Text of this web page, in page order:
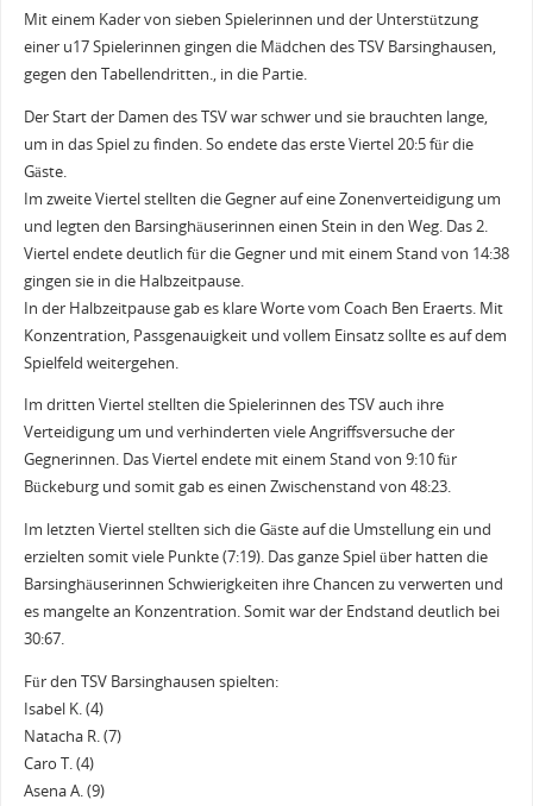
Mit einem Kader von sieben Spielerinnen und der Unterstützung
einer u17 Spielerinnen gingen die Mädchen des TSV Barsinghausen,
gegen den Tabellendritten., in die Partie.
Der Start der Damen des TSV war schwer und sie brauchten lange,
um in das Spiel zu finden. So endete das erste Viertel 20:5 für die
Gäste.
Im zweite Viertel stellten die Gegner auf eine Zonenverteidigung um
und legten den Barsinghäuserinnen einen Stein in den Weg. Das 2.
Viertel endete deutlich für die Gegner und mit einem Stand von 14:38
gingen sie in die Halbzeitpause.
In der Halbzeitpause gab es klare Worte vom Coach Ben Eraerts. Mit
Konzentration, Passgenauigkeit und vollem Einsatz sollte es auf dem
Spielfeld weitergehen.
Im dritten Viertel stellten die Spielerinnen des TSV auch ihre
Verteidigung um und verhinderten viele Angriffsversuche der
Gegnerinnen. Das Viertel endete mit einem Stand von 9:10 für
Bückeburg und somit gab es einen Zwischenstand von 48:23.
Im letzten Viertel stellten sich die Gäste auf die Umstellung ein und
erzielten somit viele Punkte (7:19). Das ganze Spiel über hatten die
Barsinghäuserinnen Schwierigkeiten ihre Chancen zu verwerten und
es mangelte an Konzentration. Somit war der Endstand deutlich bei
30:67.
Für den TSV Barsinghausen spielten:
Isabel K. (4)
Natacha R. (7)
Caro T. (4)
Asena A. (9)